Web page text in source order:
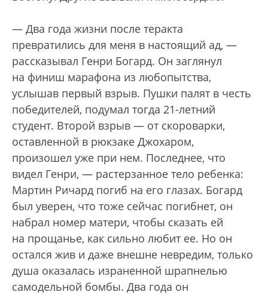
— Два года жизни после теракта
превратились для меня в настоящий ад, —
рассказывал Генри Богард. Он заглянул
на финиш марафона из любопытства,
услышав первый взрыв. Пушки палят в честь
победителей, подумал тогда 21-летний
студент. Второй взрыв — от скороварки,
оставленной в рюкзаке Джохаром,
произошел уже при нем. Последнее, что
видел Генри, — растерзанное тело ребенка:
Мартин Ричард погиб на его глазах. Богард
был уверен, что тоже сейчас погибнет, он
набрал номер матери, чтобы сказать ей
на прощанье, как сильно любит ее. Но он
остался жив и даже внешне невредим, только
душа оказалась израненной шрапнелью
самодельной бомбы. Два года он